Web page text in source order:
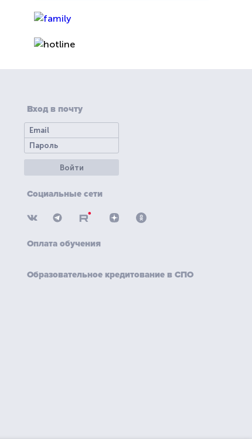
Вход в почту
Войти
Социальные сети
Оплата обучения
Образовательное кредитование в СПО